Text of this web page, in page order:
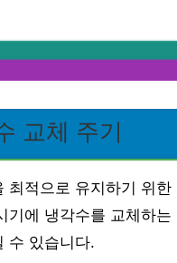
교체 주기
최적으로 유지하기 위
기에 냉각수를 교체하
수 있습니다.